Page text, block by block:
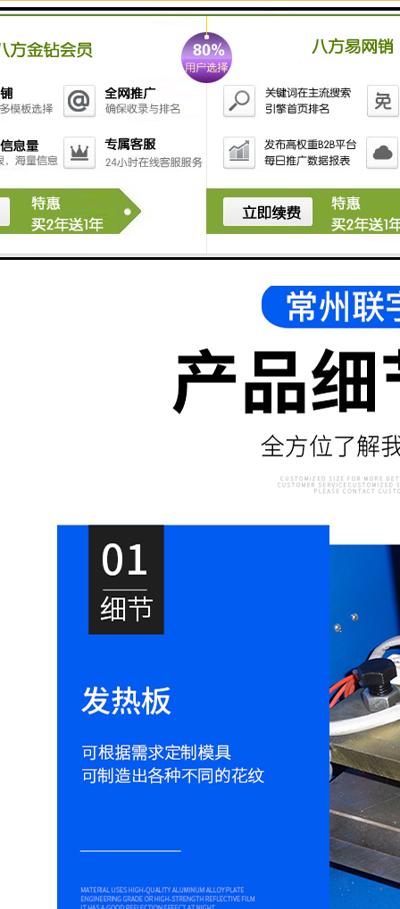
机，或当通电或通风时，机器是静止的，保持原来的位
置，不会突然起落，防止安全事故发生。
4.防波干扰装置、高频稳频装置和高频磁场屏蔽系统装
置将高频干扰减少为高频干扰，有效地解决了高频干扰
5.高速同调器输出功率可根据电极尺寸和材料厚度通过
了焊接所需时间，提高了机器的产量。
6.进口配件；高周波服装压花机全部采用重要配件均来
于日本、韩国、美国及闽台正宗电子正本。